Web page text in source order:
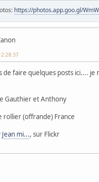
https://photos.app.goo.gl/
de faire quelques posts ici.... je
Gauthier et Anthony
rollier (offrande) France
Jean mi..., sur Flickr